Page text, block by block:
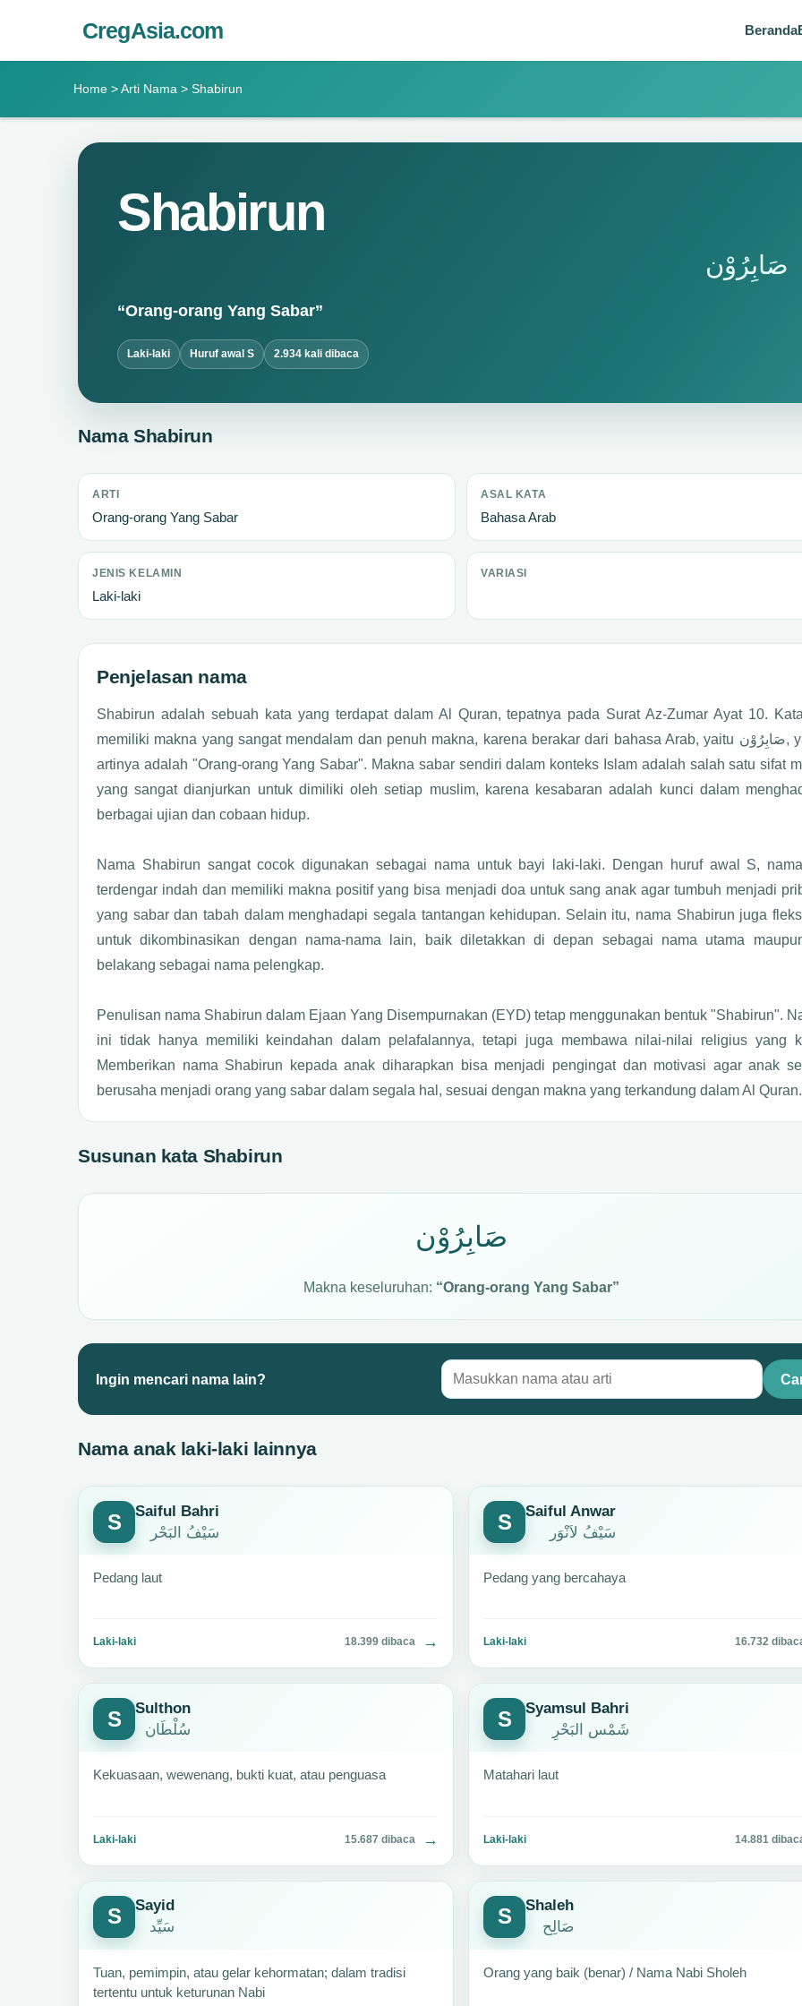
CregAsia.com Beranda
Home >Arti Nama > Shabirun
Shabirun
صَابِرُوْن
“Orang-orang Yang Sabar”
Laki-laki Huruf awal S 2.934 kali dibaca
Nama Shabirun
ARTI
Orang-orang Yang Sabar
ASAL KATA
Bahasa Arab
JENIS KELAMIN
Laki-laki
VARIASI
Penjelasan nama
Shabirun adalah sebuah kata yang terdapat dalam Al Quran, tepatnya pada Surat Az-Zumar Ayat 10.
memiliki makna yang sangat mendalam dan penuh makna, karena berakar dari bahasa Arab, yaitu صَابِرُوْن, yang
artinya adalah "Orang-orang Yang Sabar". Makna sabar sendiri dalam konteks Islam adalah salah satu sifat
yang sangat dianjurkan untuk dimiliki oleh setiap muslim, karena kesabaran adalah kunci dalam
berbagai ujian dan cobaan hidup.
Nama Shabirun sangat cocok digunakan sebagai nama untuk bayi laki-laki. Dengan huruf awal S,
terdengar indah dan memiliki makna positif yang bisa menjadi doa untuk sang anak agar tumbuh menjadi
yang sabar dan tabah dalam menghadapi segala tantangan kehidupan. Selain itu, nama Shabirun juga
untuk dikombinasikan dengan nama-nama lain, baik diletakkan di depan sebagai nama utama
belakang sebagai nama pelengkap.
Penulisan nama Shabirun dalam Ejaan Yang Disempurnakan (EYD) tetap menggunakan bentuk "Shabirun".
ini tidak hanya memiliki keindahan dalam pelafalannya, tetapi juga membawa nilai-nilai religius yang
Memberikan nama Shabirun kepada anak diharapkan bisa menjadi pengingat dan motivasi agar anak
berusaha menjadi orang yang sabar dalam segala hal, sesuai dengan makna yang terkandung dalam Al Quran.
Susunan kata Shabirun
صَابِرُوْن
Makna keseluruhan: “Orang-orang Yang Sabar”
Ingin mencari nama lain?
Nama anak laki-laki lainnya
S Saiful Bahri
سَيْفُ البَحْر
Pedang laut
Laki-laki 18.399 dibaca →
S Saiful Anwar
سَيْفُ لاَنْوَر
Pedang yang bercahaya
Laki-laki 16.732
S Sulthon
سُلْطَان
Kekuasaan, wewenang, bukti kuat, atau penguasa
Laki-laki 15.687 dibaca →
S Syamsul Bahri
شَمْس البَحْرِ
Matahari laut
Laki-laki 14.881
S Sayid
سَيِّد
Tuan, pemimpin, atau gelar kehormatan; dalam tradisi
tertentu untuk keturunan Nabi
S Shaleh
صَالِح
Orang yang baik (benar) / Nama Nabi Sholeh